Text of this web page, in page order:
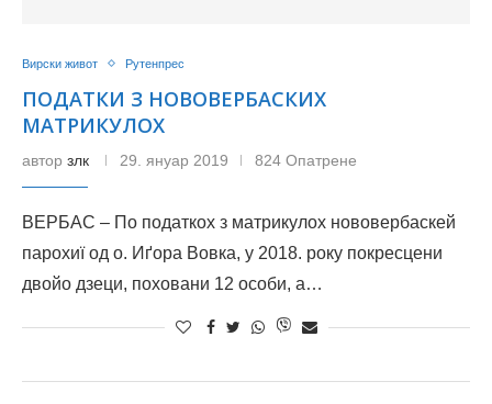
Вирски живот Рутенпрес
ПОДАТКИ З НОВОВЕРБАСКИХ
МАТРИКУЛОХ
автор злк 29. януар 2019 824 Опатрене
ВЕРБАС – По податкох з матрикулох нововербаскей
парохиї од о. Иґора Вовка, у 2018. року покресцени
двойо дзеци, поховани 12 особи, а…